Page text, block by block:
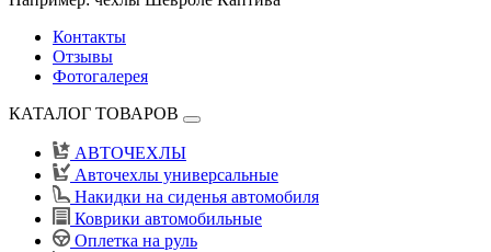
Контакты
Отзывы
Фотогалерея
КАТАЛОГ ТОВАРОВ
АВТОЧЕХЛЫ
Авточехлы универсальные
Накидки на сиденья автомобиля
Коврики автомобильные
Оплетка на руль